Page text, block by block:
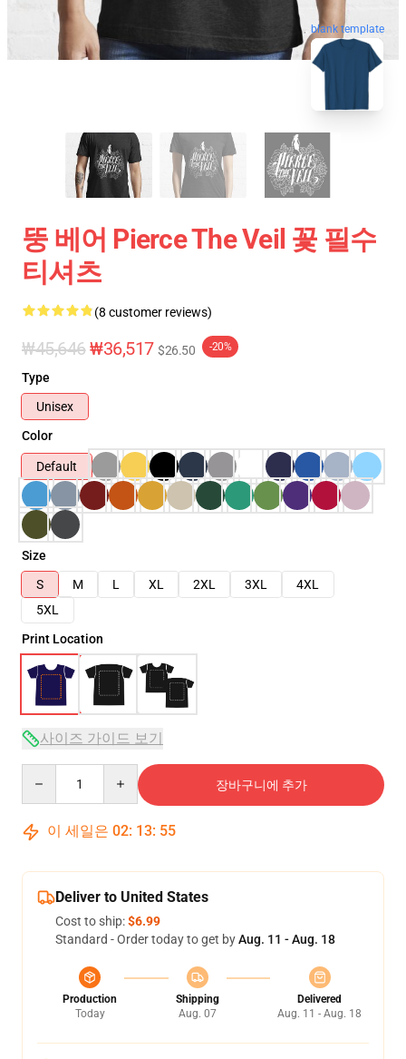
blank template
뚱 베어 Pierce The Veil 꽃 필수
티셔츠
(8 customer reviews)
₩45,646₩36,517 $26.50 -20%
Type
Unisex
Color
Default
Size
S
M L XL 2XL 3XL
4XL
5XL
Print Location
사이즈 가이드 보기
장바구니에 추가
이 세일은 02: 13: 54
Deliver to United States
Cost to ship:$6.99
Standard - Order today to get byAug. 11 - Aug. 18
Production
Today
Shipping
Aug. 07
Delivered
Aug. 11 - Aug. 18